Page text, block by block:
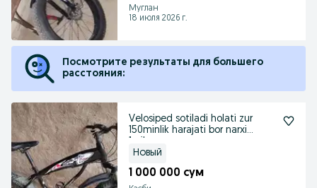
Муглан
18 июля 2026 г.
Посмотрите результаты для большего
расстояния:
Velosiped sotiladi holati zur
150minlik harajati bor narxi
Новый
1 000 000 сум